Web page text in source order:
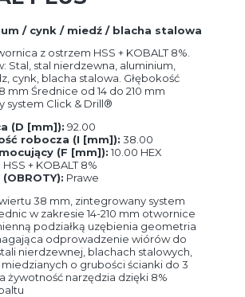
/ cynk / miedź / blacha stalowa
z ostrzem HSS + KOBALT 8%.
Stal, stal nierdzewna, aluminium,
cynk, blacha stalowa. Głębokość
mm Średnice od 14 do 210 mm
system Click & Drill®
(D [mm]): 92.00
robocza (I [mm]): 38.00
(F [mm]): 10.00 HEX
HSS + KOBALT 8%
Prawe
38 mm, zintegrowany system
w zakresie 14-210 mm otwornice
podziałką uzębienia geometria
odprowadzenie wiórów do
nierdzewnej, blachach stalowych,
o grubości ścianki do 3
żywotność narzędzia dzięki 8%